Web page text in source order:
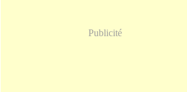
Publicité